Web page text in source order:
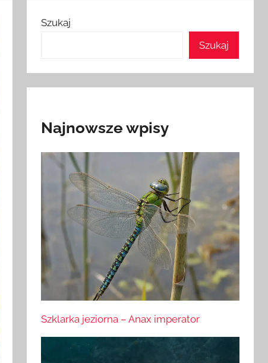
Szukaj
Szukaj
Najnowsze wpisy
Szklarka jeziorna – Anax imperator